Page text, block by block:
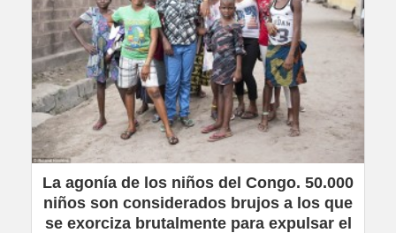
a
t
i
La agonía de los niños del Congo. 50.000
niños son considerados brujos a los que
se exorciza brutalmente para expulsar el